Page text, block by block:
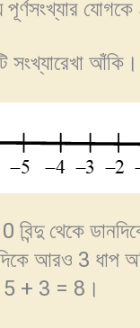
পূর্ণসংখ্যার
আঁকি।
থেকে
আরও 3 ধাপ
5 + 3 = 8।